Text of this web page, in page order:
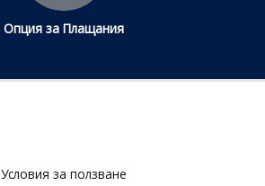
Опция за Плащания
Условия за ползване​